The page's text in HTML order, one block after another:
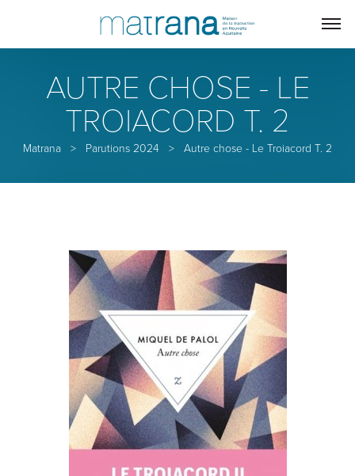
AUTRE CHOSE - LE
TROIACORD T. 2
Matrana > Parutions 2024 > Autre chose - Le Troiacord T. 2